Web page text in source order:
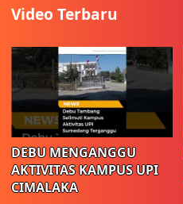
Video Terbaru
DEBU MENGANGGU
AKTIVITAS KAMPUS UPI
CIMALAKA